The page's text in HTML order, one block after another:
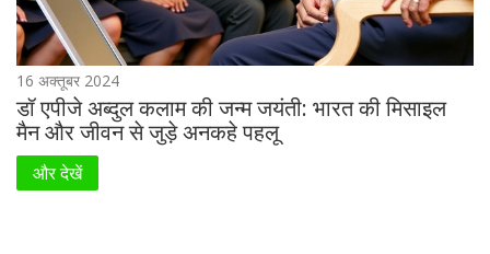
16 अक्तूबर 2024
डॉ एपीजे अब्दुल कलाम की जन्म जयंती: भारत की मिसाइल
मैन और जीवन से जुड़े अनकहे पहलू
और देखें